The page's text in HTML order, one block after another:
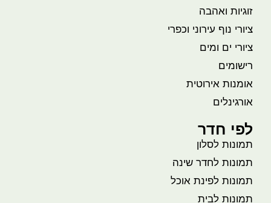
זוגיות ואהבה
ציורי נוף עירוני וכפרי
ציורי ים ומים
רישומים
אומנות אירוטית
אורגינלים
לפי חדר
תמונות לסלון
תמונות לחדר שינה
תמונות לפינת אוכל
תמונות לבית